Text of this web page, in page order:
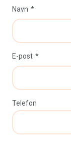
Navn
E-post
Telefon